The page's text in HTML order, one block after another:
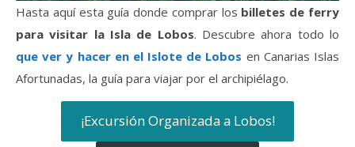
Hasta aquí esta guía donde comprar los billetes de ferry
para visitar la Isla de Lobos. Descubre ahora todo lo
que ver y hacer en el Islote de Lobos en Canarias Islas
Afortunadas, la guía para viajar por el archipiélago.
¡Excursión Organizada a Lobos!